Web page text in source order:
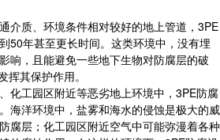
介质、环境条件相对较好的地上管道，3PE
50年甚至更长时间。这类环境中，没有埋
响，且能避免一些地下生物对防腐层的破
其保护作用。
化工园区附近等恶劣地上环境中，3PE防腐
海洋环境中，盐雾和海水的侵蚀是极大的威
腐层；化工园区附近空气中可能弥漫着各种